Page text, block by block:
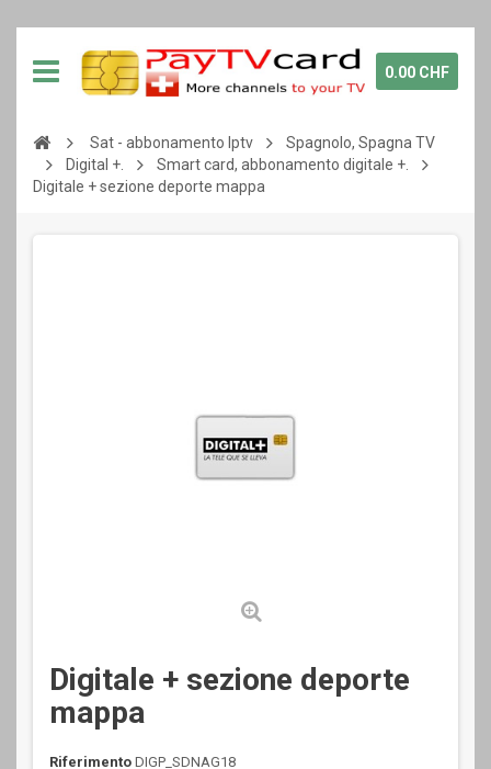
0.00 CHF
Sat - abbonamento Iptv
Spagnolo, Spagna TV
Digital +.
Smart card, abbonamento digitale +.
Digitale + sezione deporte mappa
Digitale + sezione deporte
mappa
Riferimento DIGP_SDNAG18